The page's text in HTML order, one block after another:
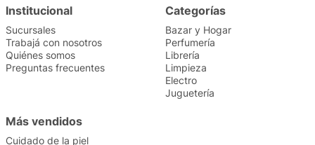
Institucional
Sucursales
Trabajá con nosotros
Quiénes somos
Preguntas frecuentes
Categorías
Bazar y Hogar
Perfumería
Librería
Limpieza
Electro
Juguetería
Más vendidos
Cuidado de la piel